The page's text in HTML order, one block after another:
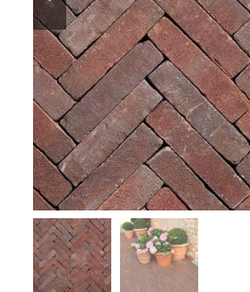
Contact
Offerte aanvragen